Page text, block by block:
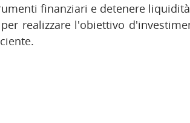
finanziari e detenere
realizzare l'obiettivo